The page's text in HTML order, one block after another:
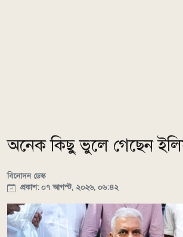
অনেক কিছু ভুলে গেছেন
বিনোদন ডেস্ক
প্রকাশ: ০৭ আগস্ট, ২০২৬, ০৬:৪২